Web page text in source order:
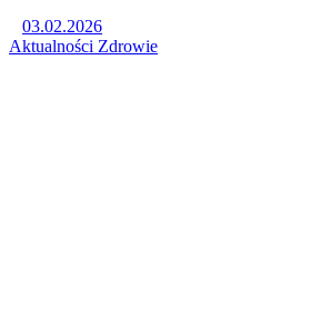
03.02.2026
Aktualności Zdrowie